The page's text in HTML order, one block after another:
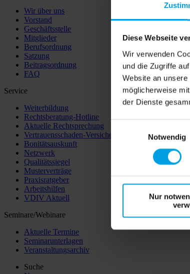
Diese Webseite
Wir verwenden
und die Zugriffe
Website an
möglicherweise
der Dienste
Notwendig
Nur
Wir über uns
Vorstand
Geschäftsstelle
Mitglieder
Berufsordnung
Satzung
Beitragsordnung
FAQ
Service
Weiterbildung
Rechtsberatung-Hotline
Aktuelle Rechtsprechung
Vertrauensschaden-Versicherung
Bonitätsauskunft
Netzwerk
Qualitätssiegel
Musterverträge
Praxisratgeber
Arbeitshilfen
VDIV Aktuell
Seminare/Webinare
Aktuelle Termine
Seminarunterlagen
Veranstaltungsarchiv
Suche